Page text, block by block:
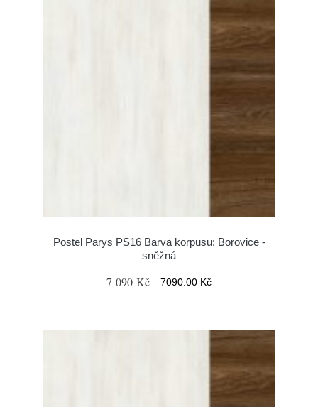
Postel Parys PS16 Barva korpusu: Borovice -
sněžná
7 090 Kč 7090.00 Kč